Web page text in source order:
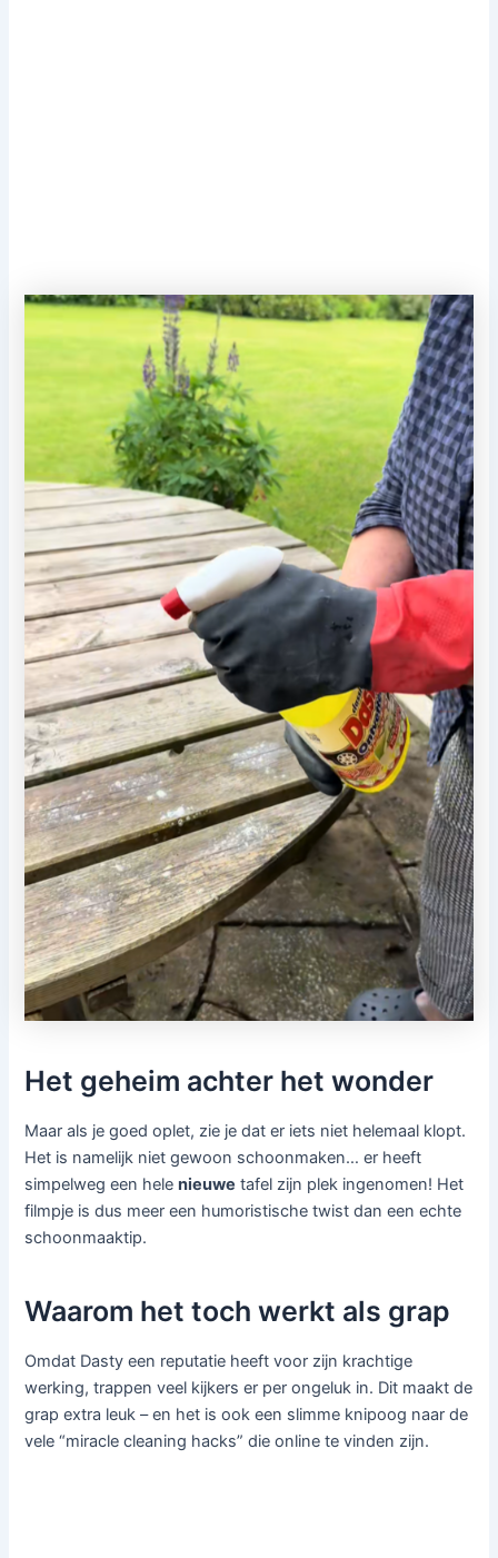
Het geheim achter het wonder
Maar als je goed oplet, zie je dat er iets niet helemaal klopt.
Het is namelijk niet gewoon schoonmaken… er heeft
simpelweg een helenieuwe tafel zijn plek ingenomen! Het
filmpje is dus meer een humoristische twist dan een echte
schoonmaaktip.
Waarom het toch werkt als grap
Omdat Dasty een reputatie heeft voor zijn krachtige
werking, trappen veel kijkers er per ongeluk in. Dit maakt de
grap extra leuk – en het is ook een slimme knipoog naar de
vele “miracle cleaning hacks” die online te vinden zijn.